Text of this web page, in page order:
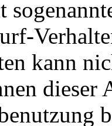
kann
dieser